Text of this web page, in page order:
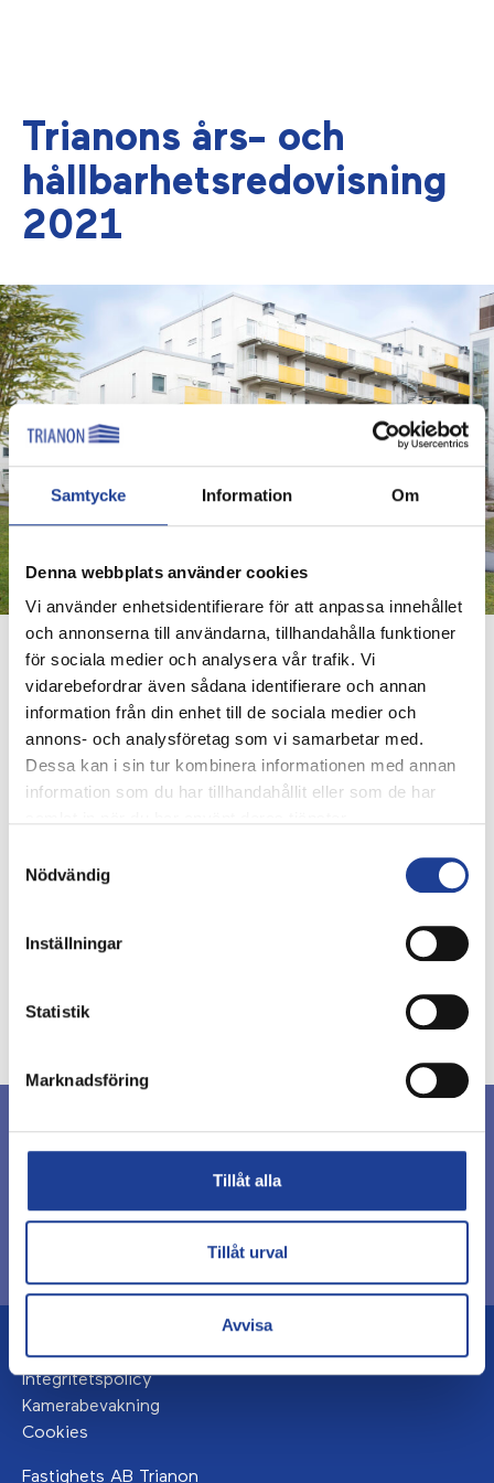
Samtycke Information Om
Denna webbplats använder cookies
Vi använder enhetsidentifierare för att anpassa innehållet
och annonserna till användarna, tillhandahålla funktioner
för sociala medier och analysera vår trafik. Vi
vidarebefordrar även sådana identifierare och annan
information från din enhet till de sociala medier och
annons- och analysföretag som vi samarbetar med.
Dessa kan i sin tur kombinera informationen med annan
information som du har tillhandahållit eller som de har
Nödvändig
Inställningar
Statistik
Marknadsföring
Tillåt alla
Tillåt urval
Avvisa
Trianons års- och
hållbarhetsredovisning
2021
År 2021 var det hittills mest lönsamma året i Trianons
historia med fortsatt stark tillväxt, hög lönsamhet och
uppfyllande av bolagets finansiella mål. Trianon
genomförde ett flertal fastighetsförvärv under året, inte
minst bolagets hittills största förvärv genom köpet av
Signatur Fastigheter. Styrelsen föreslår en utdelning om
Trianon för investerare
Sök ledigt
Frågor och svar
Uthyrningspolicy
Integritetspolicy
Kamerabevakning
Cookies
Fastighets AB Trianon